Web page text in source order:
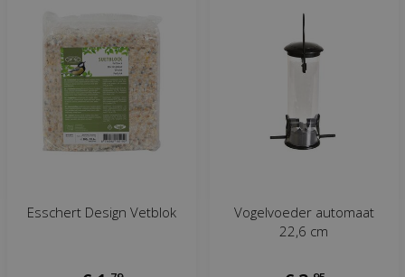
Esschert Design Vetblok
Vogelvoeder automaat
22,6 cm